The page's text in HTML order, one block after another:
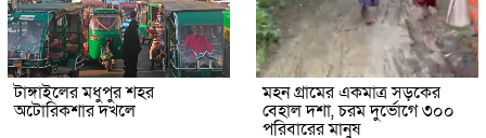
টাঙ্গাইলের মধুপুর শহর
অটোরিকশার দখলে
মহন গ্রামের একমাত্র সড়কের
বেহাল দশা, চরম দুর্ভোগে ৩০০
পরিবারের মানুষ